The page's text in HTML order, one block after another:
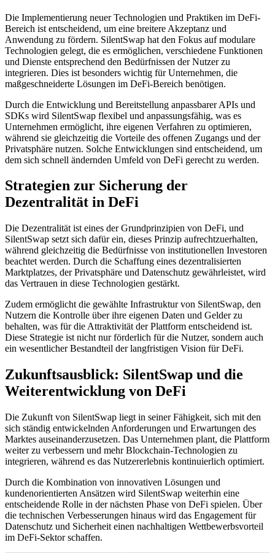
Die Implementierung neuer Technologien und Praktiken im DeFi-
Bereich ist entscheidend, um eine breitere Akzeptanz und
Anwendung zu fördern. SilentSwap hat den Fokus auf modulare
Technologien gelegt, die es ermöglichen, verschiedene Funktionen
und Dienste entsprechend den Bedürfnissen der Nutzer zu
integrieren. Dies ist besonders wichtig für Unternehmen, die
maßgeschneiderte Lösungen im DeFi-Bereich benötigen.
Durch die Entwicklung und Bereitstellung anpassbarer APIs und
SDKs wird SilentSwap flexibel und anpassungsfähig, was es
Unternehmen ermöglicht, ihre eigenen Verfahren zu optimieren,
während sie gleichzeitig die Vorteile des offenen Zugangs und der
Privatsphäre nutzen. Solche Entwicklungen sind entscheidend, um
dem sich schnell ändernden Umfeld von DeFi gerecht zu werden.
Strategien zur Sicherung der
Dezentralität in DeFi
Die Dezentralität ist eines der Grundprinzipien von DeFi, und
SilentSwap setzt sich dafür ein, dieses Prinzip aufrechtzuerhalten,
während gleichzeitig die Bedürfnisse von institutionellen Investoren
beachtet werden. Durch die Schaffung eines dezentralisierten
Marktplatzes, der Privatsphäre und Datenschutz gewährleistet, wird
das Vertrauen in diese Technologien gestärkt.
Zudem ermöglicht die gewählte Infrastruktur von SilentSwap, den
Nutzern die Kontrolle über ihre eigenen Daten und Gelder zu
behalten, was für die Attraktivität der Plattform entscheidend ist.
Diese Strategie ist nicht nur förderlich für die Nutzer, sondern auch
ein wesentlicher Bestandteil der langfristigen Vision für DeFi.
Zukunftsausblick: SilentSwap und die
Weiterentwicklung von DeFi
Die Zukunft von SilentSwap liegt in seiner Fähigkeit, sich mit den
sich ständig entwickelnden Anforderungen und Erwartungen des
Marktes auseinanderzusetzen. Das Unternehmen plant, die Plattform
weiter zu verbessern und mehr Blockchain-Technologien zu
integrieren, während es das Nutzererlebnis kontinuierlich optimiert.
Durch die Kombination von innovativen Lösungen und
kundenorientierten Ansätzen wird SilentSwap weiterhin eine
entscheidende Rolle in der nächsten Phase von DeFi spielen. Über
die technischen Verbesserungen hinaus wird das Engagement für
Datenschutz und Sicherheit einen nachhaltigen Wettbewerbsvorteil
im DeFi-Sektor schaffen.